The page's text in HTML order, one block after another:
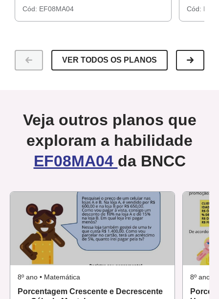
Cód: EF08MA04 Cód:
VER TODOS OS PLANOS
Veja outros planos que
exploram a habilidade
EF08MA04 da BNCC
8º ano • Matemática
Porcentagem Crescente e Decrescente
8º ano •